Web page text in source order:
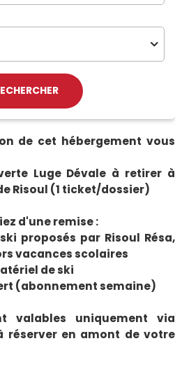
de cet hébergement vous
Luge Dévale à retirer à
Risoul (1 ticket/dossier)
d'une remise :
proposés par Risoul Résa,
vacances scolaires
de ski
(abonnement semaine)
valables uniquement via
réserver en amont de votre